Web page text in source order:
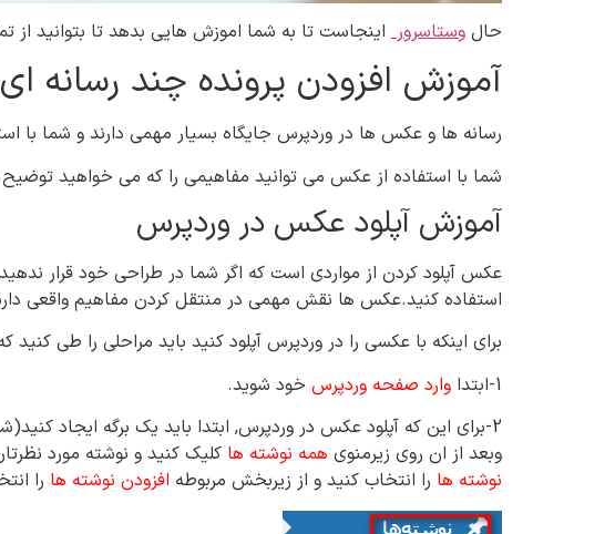
حال وستاسرور اینجاست تا به شما اموزش هایی بدهد تا بتوانید
آموزش افزودن پرونده چند رسانه
رسانه ها و عکس ها در وردپرس جایگاه بسیار مهمی دارند و شما با
شما با استفاده از عکس می توانید مفاهیمی را که می خواهید توضیح
آموزش آپلود عکس در وردپرس
عکس آپلود کردن از مواردی است که اگر شما در طراحی خود قرار
استفاده کنید.عکس ها نقش مهمی در منتقل کردن مفاهیم واقعی
برای اینکه با عکسی را در وردپرس آپلود کنید باید مراحلی را طی
1-ابتدا
وارد صفحه وردپرس خود شوید.
2-برای این که آپلود عکس در وردپرس, ابتدا باید یک برگه ایجاد کنید(شما می توانید از قبل نیز یک نوشته داشته باشید. برا این کار باید به از منو قسمت
وبعد از ان روی زیرمنوی همه نوشته ها کلیک کنید و نوشته مورد
نوشته ها را انتخاب کنید و از زیربخش مربوطه افزودن نوشته ها را